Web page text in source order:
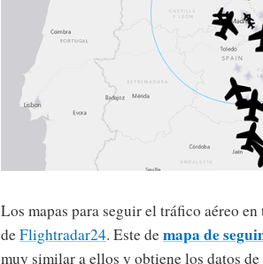
Los mapas para seguir el tráfico aéreo
deFlightradar24. Este demapa de
muy similar a ellos y obtiene los datos